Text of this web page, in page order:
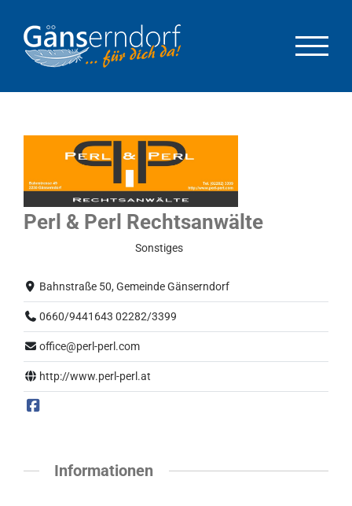
springen
Perl & Perl Rechtsanwälte
Sonstiges
Bahnstraße 50, Gemeinde Gänserndorf
0660/9441643 02282/3399
office@perl-perl.com
http://www.perl-perl.at
Informationen